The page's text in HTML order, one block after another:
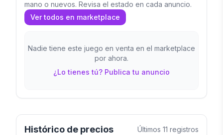
mano o nuevos. Revisa el estado en cada anuncio.
Ver todos en marketplace
Nadie tiene este juego en venta en el marketplace
por ahora.
¿Lo tienes tú? Publica tu anuncio
Histórico de precios Últimos 11 registros